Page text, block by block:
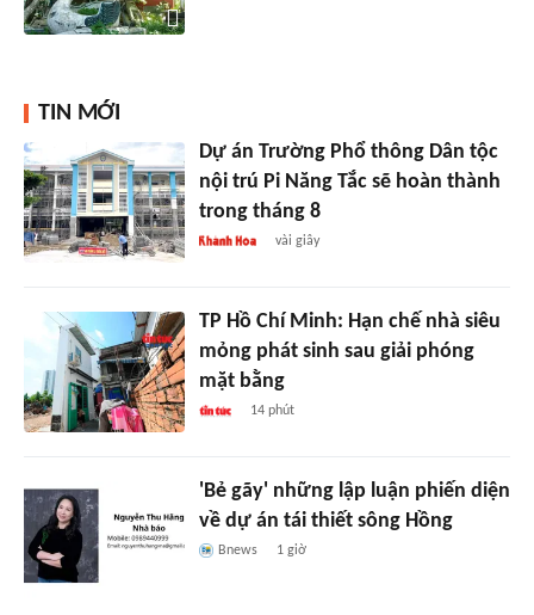
TIN MỚI
Dự án Trường Phổ thông Dân tộc
nội trú Pi Năng Tắc sẽ hoàn thành
trong tháng 8
vài giây
TP Hồ Chí Minh: Hạn chế nhà siêu
mỏng phát sinh sau giải phóng
mặt bằng
14 phút
'Bẻ gãy' những lập luận phiến diện
về dự án tái thiết sông Hồng
Bnews 1 giờ